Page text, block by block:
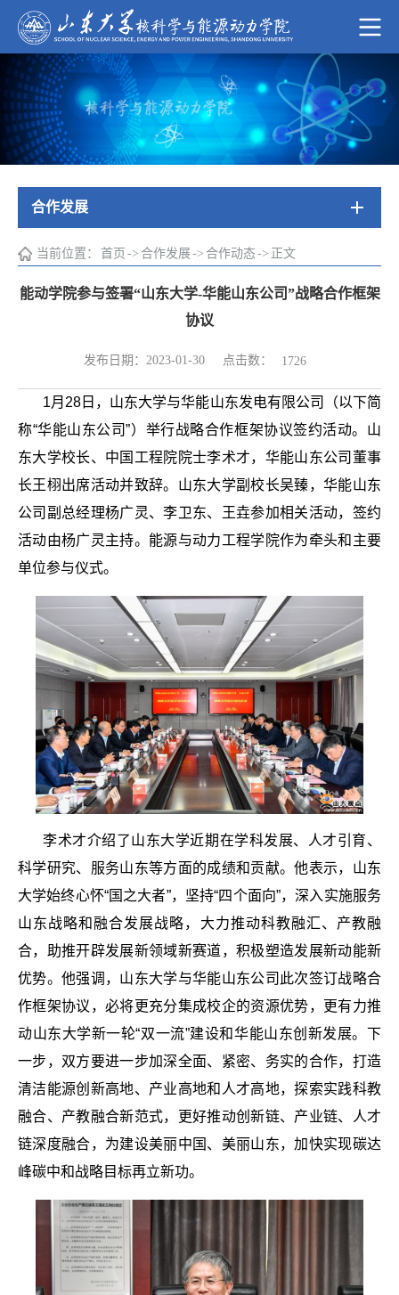
合作发展
当前位置： 首页 -> 合作发展-> 合作动态-> 正文
能动学院参与签署“山东大学-华能山东公司”战略合作框架
协议
发布日期：2023-01-30 点击数： 1726
1月28日，山东大学与华能山东发电有限公司（以下简
称“华能山东公司”）举行战略合作框架协议签约活动。山
东大学校长、中国工程院院士李术才，华能山东公司董事
长王栩出席活动并致辞。山东大学副校长吴臻，华能山东
公司副总经理杨广灵、李卫东、王垚参加相关活动，签约
活动由杨广灵主持。能源与动力工程学院作为牵头和主要
单位参与仪式。
李术才介绍了山东大学近期在学科发展、人才引育、
科学研究、服务山东等方面的成绩和贡献。他表示，山东
大学始终心怀“国之大者”，坚持“四个面向”，深入实施服务
山东战略和融合发展战略，大力推动科教融汇、产教融
合，助推开辟发展新领域新赛道，积极塑造发展新动能新
优势。他强调，山东大学与华能山东公司此次签订战略合
作框架协议，必将更充分集成校企的资源优势，更有力推
动山东大学新一轮“双一流”建设和华能山东创新发展。下
一步，双方要进一步加深全面、紧密、务实的合作，打造
清洁能源创新高地、产业高地和人才高地，探索实践科教
融合、产教融合新范式，更好推动创新链、产业链、人才
链深度融合，为建设美丽中国、美丽山东，加快实现碳达
峰碳中和战略目标再立新功。